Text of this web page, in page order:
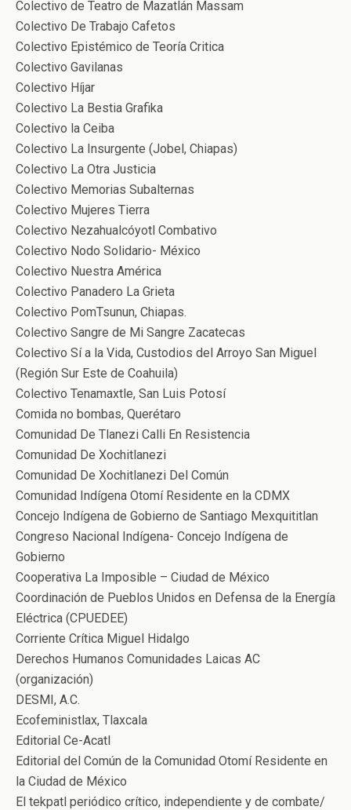
Colectivo de Teatro de Mazatlán Massam
Colectivo De Trabajo Cafetos
Colectivo Epistémico de Teoría Critica
Colectivo Gavilanas
Colectivo Híjar
Colectivo La Bestia Grafika
Colectivo la Ceiba
Colectivo La Insurgente (Jobel, Chiapas)
Colectivo La Otra Justicia
Colectivo Memorias Subalternas
Colectivo Mujeres Tierra
Colectivo Nezahualcóyotl Combativo
Colectivo Nodo Solidario- México
Colectivo Nuestra América
Colectivo Panadero La Grieta
Colectivo PomTsunun, Chiapas.
Colectivo Sangre de Mi Sangre Zacatecas
Colectivo Sí a la Vida, Custodios del Arroyo San Miguel
(Región Sur Este de Coahuila)
Colectivo Tenamaxtle, San Luis Potosí
Comida no bombas, Querétaro
Comunidad De Tlanezi Calli En Resistencia
Comunidad De Xochitlanezi
Comunidad De Xochitlanezi Del Común
Comunidad Indígena Otomí Residente en la CDMX
Concejo Indígena de Gobierno de Santiago Mexquititlan
Congreso Nacional Indígena- Concejo Indígena de
Gobierno
Cooperativa La Imposible – Ciudad de México
Coordinación de Pueblos Unidos en Defensa de la Energía
Eléctrica (CPUEDEE)
Corriente Crítica Miguel Hidalgo
Derechos Humanos Comunidades Laicas AC
(organización)
DESMI, A.C.
Ecofeministlax, Tlaxcala
Editorial Ce-Acatl
Editorial del Común de la Comunidad Otomí Residente en
la Ciudad de México
El tekpatl periódico crítico, independiente y de combate/